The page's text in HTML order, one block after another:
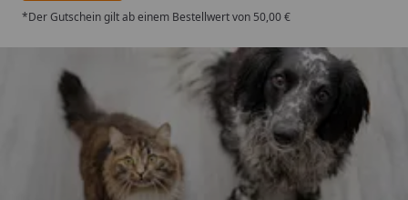
*Der Gutschein gilt ab einem Bestellwert von 50,00 €
Trusted Shops
/ 5